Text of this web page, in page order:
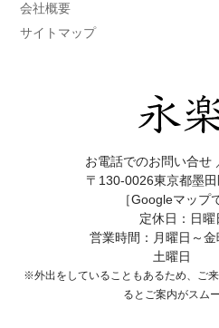
会社概要
サイトマップ
お電話でのお問い合せ
〒130-0026東京都墨
［Googleマップ
定休日：日曜
営業時間：月曜日～
土曜日
※外出をしていることもあるため、ご
ると ご案内がスム